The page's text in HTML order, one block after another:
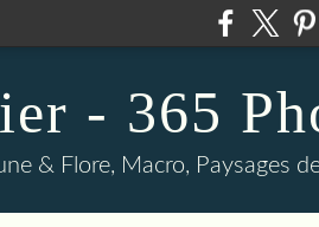
- 365
& Flore, Macro, Paysages